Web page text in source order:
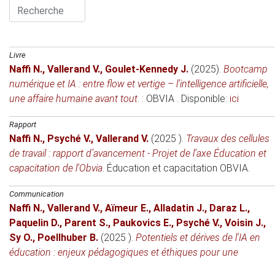
Livre
Naffi N., Vallerand V., Goulet-Kennedy J. (2025). Bootcamp
numérique et IA : entre flow et vertige – l’intelligence artificielle,
une affaire humaine avant tout. : OBVIA . Disponible: ici
Rapport
Naffi N., Psyché V., Vallerand V. (2025 ). Travaux des cellules
de travail : rapport d’avancement - Projet de l’axe Éducation et
capacitation de l'Obvia. Éducation et capacitation OBVIA.
Communication
Naffi N., Vallerand V., Aïmeur E., Alladatin J., Daraz L.,
Paquelin D., Parent S., Paukovics E., Psyché V., Voisin J.,
Sy O., Poellhuber B. (2025 ). Potentiels et dérives de l'IA en
éducation : enjeux pédagogiques et éthiques pour une